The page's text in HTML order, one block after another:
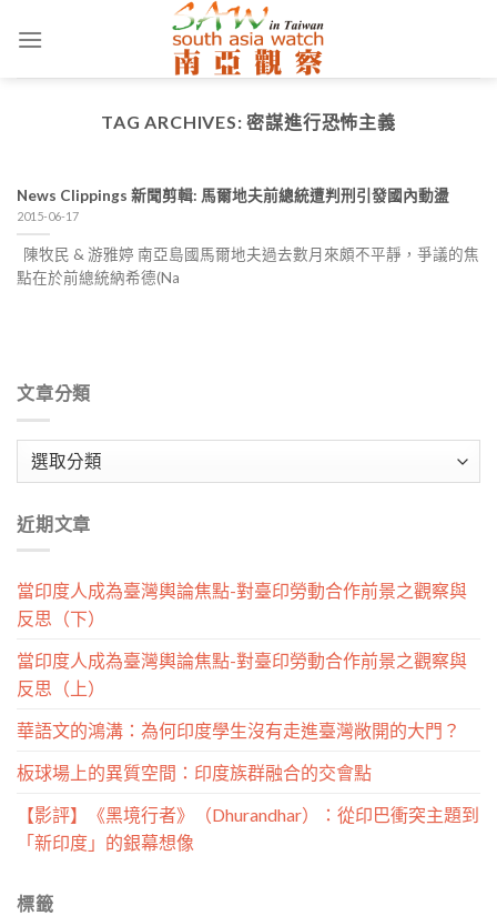
TAG ARCHIVES:密謀進行恐怖主義
News Clippings 新聞剪輯: 馬爾地夫前總統遭判刑引發國內動盪
2015-06-17
陳牧民 & 游雅婷 南亞島國馬爾地夫過去數月來頗不平靜，爭議的焦
點在於前總統納希德(Na
文章分類
類
近期文章
當印度人成為臺灣輿論焦點-對臺印勞動合作前景之觀察與
反思（下）
當印度人成為臺灣輿論焦點-對臺印勞動合作前景之觀察與
反思（上）
華語文的鴻溝：為何印度學生沒有走進臺灣敞開的大門？
板球場上的異質空間：印度族群融合的交會點
【影評】《黑境行者》（Dhurandhar）：從印巴衝突主題到
「新印度」的銀幕想像
標籤